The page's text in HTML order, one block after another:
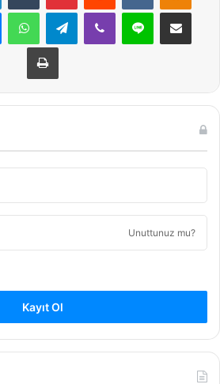
MessengerWhatsAppTelegramViber Line E-Posta ile
Yazdır
Unuttunuz mu?
Kayıt Ol